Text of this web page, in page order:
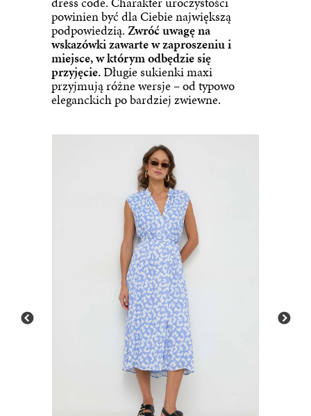
powinien być dla Ciebie największą
podpowiedzią. Zwróć uwagę na
wskazówki zawarte w zaproszeniu i
miejsce, w którym odbędzie się
przyjęcie.Długiesukienki maxi
przyjmują różne wersje – od typowo
eleganckich po bardziej zwiewne.